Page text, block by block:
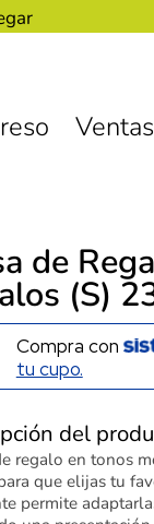
de
(S)
Compra con
tu cupo.
del
regalo en tonos
que elijas tu
permite